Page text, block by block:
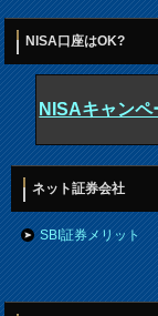
NISA口座はOK?
NISAキャンペ
ネット証券会社
SBI証券メリット